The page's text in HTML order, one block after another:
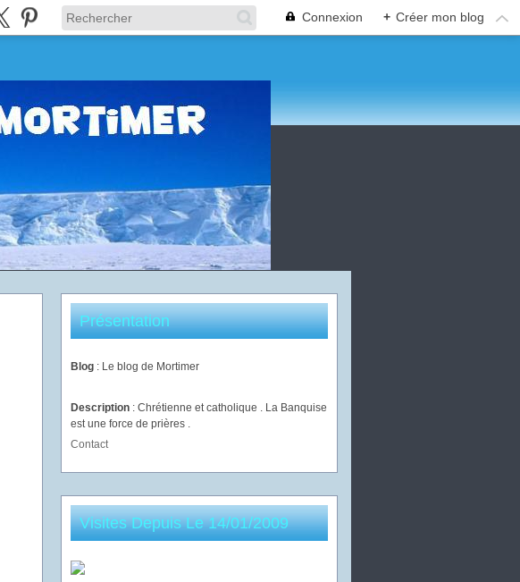
Connexion + Créer mon blog
Présentation
Blog : Le blog de Mortimer
Description : Chrétienne et catholique . La Banquise
est une force de prières .
Contact
Visites Depuis Le 14/01/2009